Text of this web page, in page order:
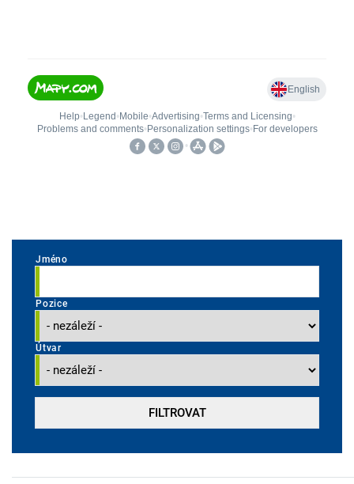
Jméno
Pozice
Útvar